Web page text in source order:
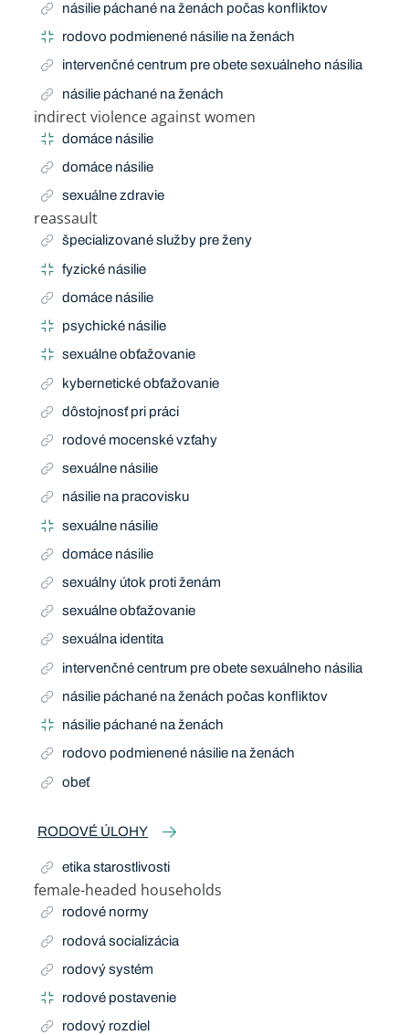
násilie páchané na ženách počas konfliktov
rodovo podmienené násilie na ženách
intervenčné centrum pre obete sexuálneho násilia
násilie páchané na ženách
indirect violence against women
Narrow Term
domáce násilie
domáce násilie
sexuálne zdravie
reassault
Related Term
špecializované služby pre ženy
fyzické násilie
domáce násilie
psychické násilie
sexuálne obťažovanie
kybernetické obťažovanie
dôstojnosť pri práci
rodové mocenské vzťahy
sexuálne násilie
násilie na pracovisku
sexuálne násilie
domáce násilie
sexuálny útok proti ženám
sexuálne obťažovanie
sexuálna identita
intervenčné centrum pre obete sexuálneho násilia
násilie páchané na ženách počas konfliktov
násilie páchané na ženách
rodovo podmienené násilie na ženách
obeť
RODOVÉ ÚLOHY
etika starostlivosti
female-headed households
Related Term
rodové normy
rodová socializácia
rodový systém
rodové postavenie
rodový rozdiel